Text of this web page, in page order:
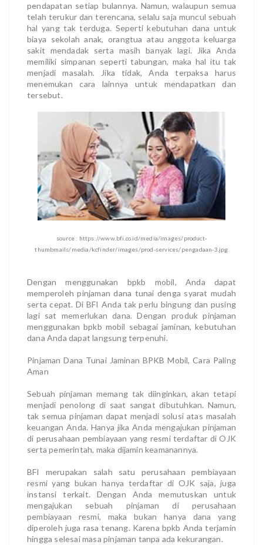
pendapatan setiap bulannya. Namun, walaupun semua
telah terukur dan terencana, selalu saja muncul sebuah
hal yang tak terduga. Seperti kebutuhan dana untuk
biaya sekolah anak, orangtua atau anggota keluarga
sakit mendadak serta masih banyak lagi. Jika Anda
memiliki simpanan seperti tabungan, maka hal itu tak
menjadi masalah. Jika tidak, Anda terpaksa harus
menemukan cara lainnya untuk mendapatkan dan
tersebut.
source : https://www.bfi.co.id/media/images/product-
thumbmails/media/kcfinder/images/prod-services/pengadaan-3.jpg
Dengan menggunakan bpkb mobil, Anda dapat
memperoleh pinjaman dana tunai denga syarat mudah
serta cepat. Di BFI Anda tak perlu bingung dan pusing
lagi sat memerlukan dana. Dengan produk pinjaman
menggunakan bpkb mobil sebagai jaminan, kebutuhan
dana Anda dapat langsung terpenuhi.
Pinjaman Dana Tunai Jaminan BPKB Mobil, Cara Paling
Aman
Sebuah pinjaman memang tak diinginkan, akan tetapi
menjadi penolong di saat sangat dibutuhkan. Namun,
tak semua pinjaman dapat menjadi solusi atas masalah
keuangan Anda. Hanya jika Anda mengajukan pinjaman
di perusahaan pembiayaan yang resmi terdaftar di OJK
serta pemerintah, maka dijamin keamanannya.
BFI merupakan salah satu perusahaan pembiayaan
resmi yang bukan hanya terdaftar di OJK saja, juga
instansi terkait. Dengan Anda memutuskan untuk
mengajukan sebuah pinjaman di perusahaan
pembiayaan resmi, maka bukan hanya dana yang
diperoleh juga rasa tenang. Karena bpkb Anda terjamin
hingga selesai masa pinjaman tanpa ada kekurangan.